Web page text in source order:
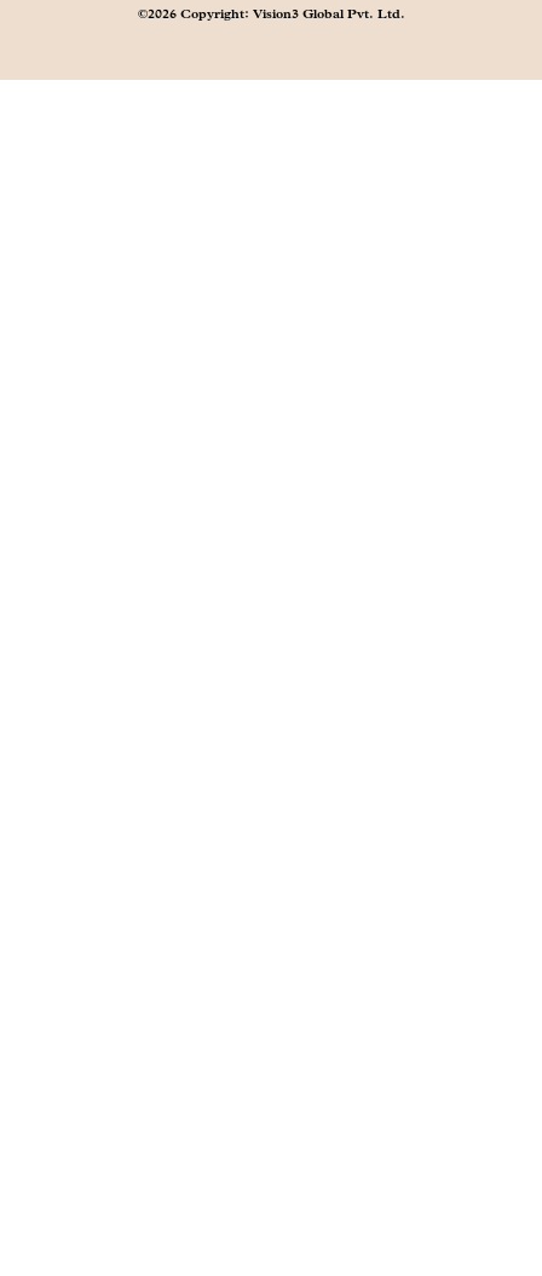
©2026 Copyright: Vision3 Global Pvt. Ltd.